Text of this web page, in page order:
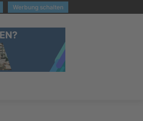
Werbung schalten